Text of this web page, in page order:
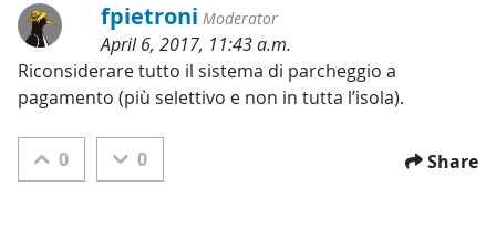
fpietroni Moderator
April 6, 2017, 11:43 a.m.
Categories:
Riconsiderare tutto il sistema di parcheggio a
pagamento (più selettivo e non in tutta l’isola).
0 0 Share